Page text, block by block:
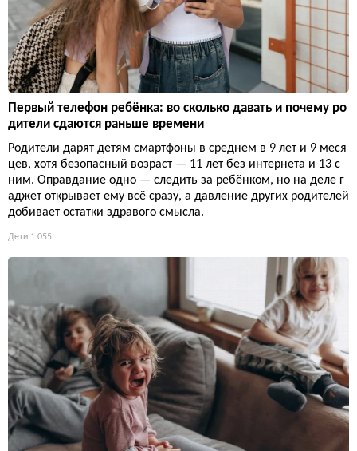
Первый телефон ребёнка: во сколько давать и почему ро
дители сдаются раньше времени
Родители дарят детям смартфоны в среднем в 9 лет и 9 меся
цев, хотя безопасный возраст — 11 лет без интернета и 13 с
ним. Оправдание одно — следить за ребёнком, но на деле г
аджет открывает ему всё сразу, а давление других родителей
добивает остатки здравого смысла.
Дети 1 055